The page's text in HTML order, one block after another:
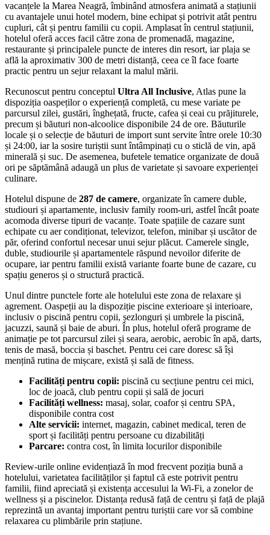
vacanțele la Marea Neagră, îmbinând atmosfera animată a stațiunii
cu avantajele unui hotel modern, bine echipat și potrivit atât pentru
cupluri, cât și pentru familii cu copii. Amplasat în centrul stațiunii,
hotelul oferă acces facil către zona de promenadă, magazine,
restaurante și principalele puncte de interes din resort, iar plaja se
află la aproximativ 300 de metri distanță, ceea ce îl face foarte
practic pentru un sejur relaxant la malul mării.
Recunoscut pentru conceptul Ultra All Inclusive, Atlas pune la
dispoziția oaspeților o experiență completă, cu mese variate pe
parcursul zilei, gustări, înghețată, fructe, cafea și ceai cu prăjiturele,
precum și băuturi non-alcoolice disponibile 24 de ore. Băuturile
locale și o selecție de băuturi de import sunt servite între orele 10:30
și 24:00, iar la sosire turiștii sunt întâmpinați cu o sticlă de vin, apă
minerală și suc. De asemenea, bufetele tematice organizate de două
ori pe săptămână adaugă un plus de varietate și savoare experienței
culinare.
Hotelul dispune de 287 de camere, organizate în camere duble,
studiouri și apartamente, inclusiv family room-uri, astfel încât poate
acomoda diverse tipuri de vacanțe. Toate spațiile de cazare sunt
echipate cu aer condiționat, televizor, telefon, minibar și uscător de
păr, oferind confortul necesar unui sejur plăcut. Camerele single,
duble, studiourile și apartamentele răspund nevoilor diferite de
ocupare, iar pentru familii există variante foarte bune de cazare, cu
spațiu generos și o structură practică.
Unul dintre punctele forte ale hotelului este zona de relaxare și
agrement. Oaspeții au la dispoziție piscine exterioare și interioare,
inclusiv o piscină pentru copii, șezlonguri și umbrele la piscină,
jacuzzi, saună și baie de aburi. În plus, hotelul oferă programe de
animație pe tot parcursul zilei și seara, aerobic, aerobic în apă, darts,
tenis de masă, boccia și baschet. Pentru cei care doresc să își
mențină rutina de mișcare, există și sală de fitness.
Facilități pentru copii: piscină cu secțiune pentru cei mici,
loc de joacă, club pentru copii și sală de jocuri
Facilități wellness: masaj, solar, coafor și centru SPA,
disponibile contra cost
Alte servicii: internet, magazin, cabinet medical, teren de
sport și facilități pentru persoane cu dizabilități
Parcare: contra cost, în limita locurilor disponibile
Review-urile online evidențiază în mod frecvent poziția bună a
hotelului, varietatea facilităților și faptul că este potrivit pentru
familii, fiind apreciată și existența accesului la Wi‑Fi, a zonelor de
wellness și a piscinelor. Distanța redusă față de centru și față de plajă
reprezintă un avantaj important pentru turiștii care vor să combine
relaxarea cu plimbările prin stațiune.